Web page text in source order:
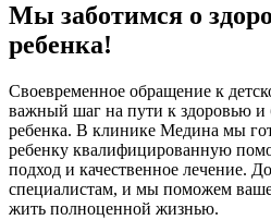
Мы заботимся о
ребенка!
Своевременное обращение к
важный шаг на пути к здоровью и
ребенка. В клинике Медина мы
ребенку квалифицированную
подход и качественное лечение.
специалистам, и мы поможем
жить полноценной жизнью.